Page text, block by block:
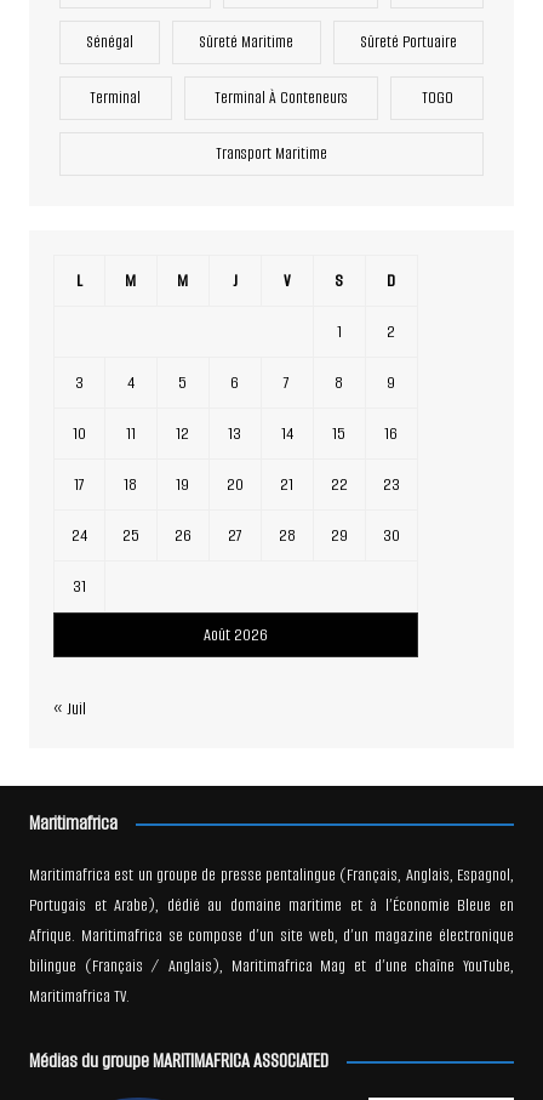
Sénégal Sûreté Maritime Sûreté Portuaire
Terminal Terminal À Conteneurs TOGO
Transport Maritime
Août 2026
L M M J V S D
1 2
3 4 5 6 7 8 9
10 11 12 13 14 15 16
17 18 19 20 21 22 23
24 25 26 27 28 29 30
31
« Juil
Maritimafrica
Maritimafrica est un groupe de presse pentalingue (Français, Anglais, Espagnol,
Portugais et Arabe), dédié au domaine maritime et à l’Économie Bleue en
Afrique. Maritimafrica se compose d’un site web, d’un magazine électronique
bilingue (Français / Anglais), Maritimafrica Mag et d’une chaîne YouTube,
Maritimafrica TV.
Médias du groupe MARITIMAFRICA ASSOCIATED